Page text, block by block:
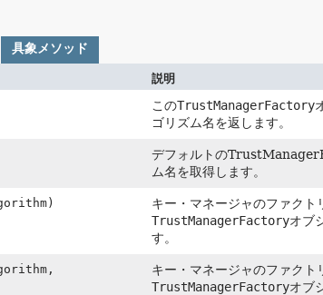
具象メソッド
説明
このTrustManagerFactory
ゴリズム名を返します。
デフォルトの
ム名を取得します。
キー・マネージャのファクト
TrustManagerFactoryオブ
す。
キー・マネージャのファクト
TrustManagerFactoryオブ